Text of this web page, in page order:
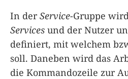
In derService-Gruppe
Services und der Nutzer
definiert, mit welchem
soll. Daneben wird das
die Kommandozeile zur